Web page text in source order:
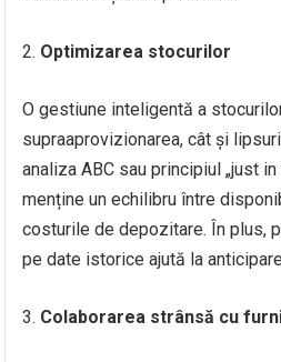
Optimizarea stocurilor
O gestiune inteligentă a
supraaprovizionarea, cât și
analiza ABC sau principiul „just
menține un echilibru între
costurile de depozitare. În plus,
pe date istorice ajută la
Colaborarea strânsă cu